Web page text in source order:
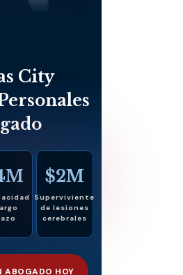
City
$2M
Superviviente
de lesiones
cerebrales
ABOGADO HOY